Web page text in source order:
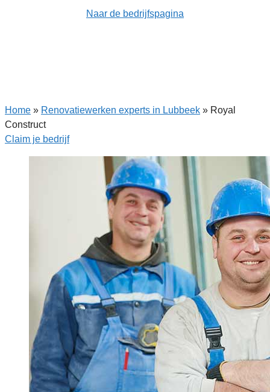
Naar de bedrijfspagina
Home » Renovatiewerken experts in Lubbeek » Royal
Construct
Claim je bedrijf